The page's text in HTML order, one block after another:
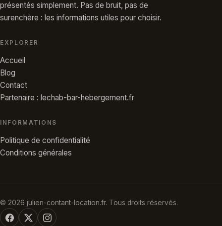
présentés simplement. Pas de bruit, pas de
surenchère : les informations utiles pour choisir.
EXPLORER
Accueil
Blog
Contact
Partenaire : lechab-bar-hebergement.fr
INFORMATIONS
Politique de confidentialité
Conditions générales
© 2026 julien-contant-location.fr. Tous droits réservés.